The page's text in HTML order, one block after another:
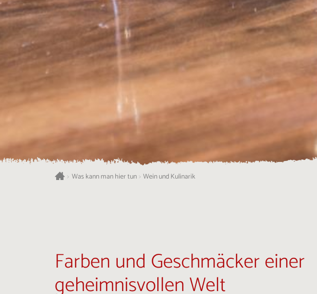
> Was kann man hier tun > Wein und Kulinarik
Farben und Geschmäcker einer
geheimnisvollen Welt